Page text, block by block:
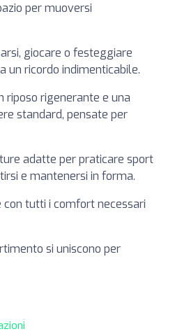
per muoversi
giocare o festeggiare
un ricordo indimenticabile.
riposo rigenerante e una
standard, pensate per
adatte per praticare sport
e mantenersi in forma.
tutti i comfort necessari
si uniscono per